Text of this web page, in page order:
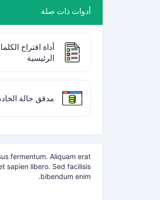
أدوات ذات صلة
أداة اقتراح
الرئيسية
مدقق حالة
fermentum. Aliquam erat
sapien libero. Sed facilisis
bibendum enim.